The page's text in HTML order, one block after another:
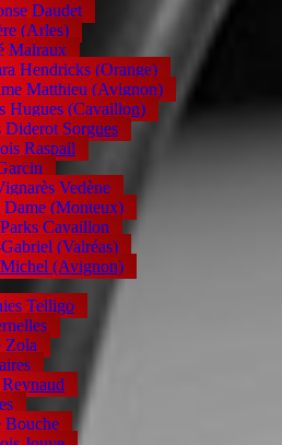
Daudet
(Arles)
Malraux
Hendricks (Orange)
Matthieu (Avignon)
Hugues (Cavaillon)
Diderot Sorgues
Raspail
Vedène
Dame (Monteux)
Cavaillon
(Valréas)
(Avignon)
Telligo
Zola
Bouche